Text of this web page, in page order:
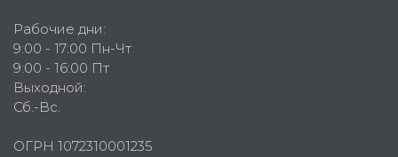
Рабочие дни:
9:00 - 17:00 Пн-Чт
9:00 - 16:00 Пт
Выходной:
Сб.-Вс.
ОГРН 1072310001235